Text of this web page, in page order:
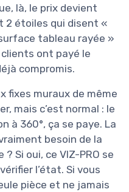
là, le prix devient
2 étoiles qui disent «
tableau rayée »
ont payé le
compromis.
fixes muraux de même
mais c’est normal : le
à 360°, ça se paye. La
besoin de la
Si oui, ce VIZ-PRO se
l’état. Si vous
pièce et ne jamais